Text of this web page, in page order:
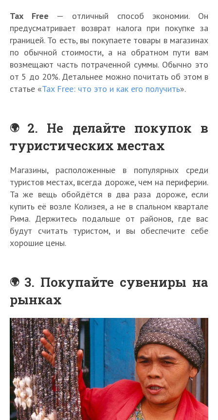
Tax Free — отличный способ экономии. Он
предусматривает возврат налога при покупке за
границей. То есть, вы покупаете товары в магазинах
по обычной стоимости, а на обратном пути вам
возмещают часть потраченной суммы. Обычно это
от 5 до 20%. Детальнее можно почитать об этом в
статье «Tax Free: что это и как его получить».
2. Не делайте покупок в
туристических местах
Магазины, расположенные в популярных среди
туристов местах, всегда дороже, чем на периферии.
Та же вещь обойдётся в два раза дороже, если
купить её возле Колизея, а не в спальном квартале
Рима. Держитесь подальше от районов, где вас
будут считать туристом, и вы обеспечите себе
хорошие цены.
3. Покупайте сувениры на
рынках